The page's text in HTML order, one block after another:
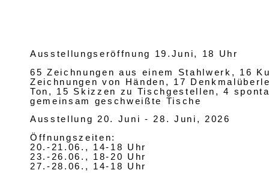
Ausstellungseröffnung 19.Juni, 18 Uhr
65 Zeichnungen aus einem Stahlwerk, 16
Zeichnungen von Händen, 17
Ton, 15 Skizzen zu Tischgestellen, 4
gemeinsam geschweißte Tische
Ausstellung 20. Juni - 28. Juni, 2026
Öffnungszeiten:
20.-21.06., 14-18 Uhr
23.-26.06., 18-20 Uhr
27.-28.06., 14-18 Uhr